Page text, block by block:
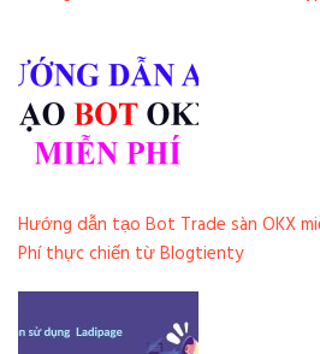
Hướng dẫn tạo Bot Trade sàn OKX
Phí thực chiến từ Blogtienty